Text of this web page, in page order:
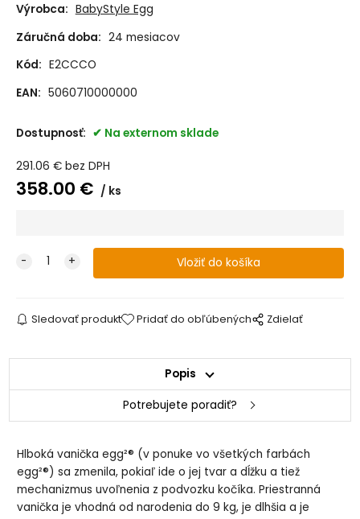
Výrobca: BabyStyle Egg
Záručná doba: 24 mesiacov
Kód: E2CCCO
EAN: 5060710000000
Dostupnosť: Na externom sklade
291.06 € bez DPH
358.00 € ks
Sledovať produkt Pridať do obľúbených Zdielať
Popis
Potrebujete poradiť?
Hlboká vanička egg²® (v ponuke vo všetkých farbách
egg²®) sa zmenila, pokiaľ ide o jej tvar a dĺžku a tiež
mechanizmus uvoľnenia z podvozku kočíka. Priestranná
vanička je vhodná od narodenia do 9 kg, je dlhšia a je